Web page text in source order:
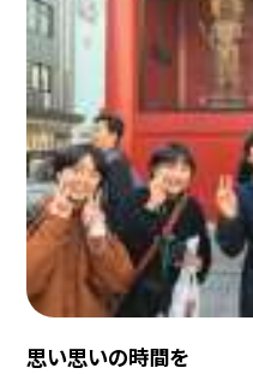
思い思いの時間を